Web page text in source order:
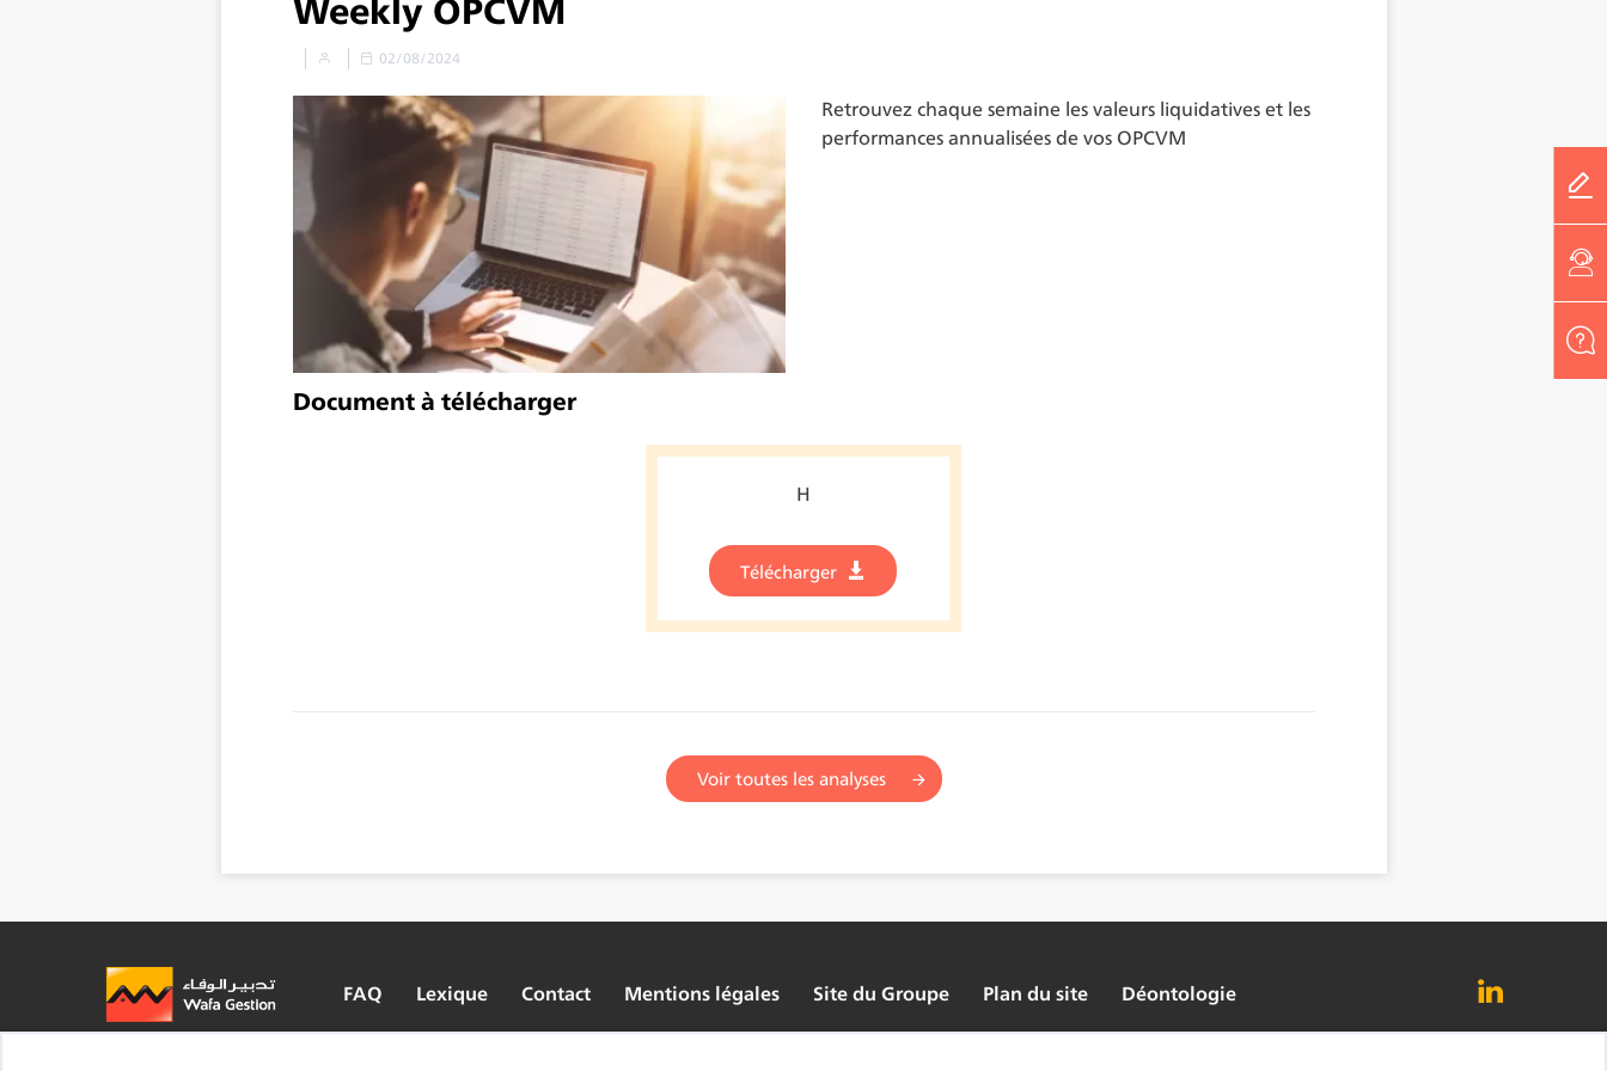
Weekly OPCVM
02/08/2024
Retrouvez chaque semaine les valeurs liquidatives et les
performances annualisées de vos OPCVM
Document à télécharger
H
Télécharger
Voir toutes les analyses
FAQ Lexique Contact Mentions légales Site du Groupe Plan du site Déontologie